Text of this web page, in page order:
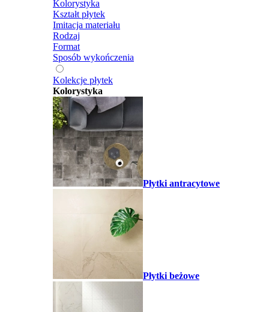
Kolorystyka
Kształt płytek
Imitacja materiału
Rodzaj
Format
Sposób wykończenia
Kolekcje płytek
Kolorystyka
Płytki antracytowe
Płytki beżowe